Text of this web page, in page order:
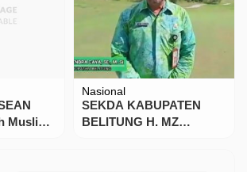
Tua
dan
Berita
KPK Kunjungi
Purwakarta: Langkah